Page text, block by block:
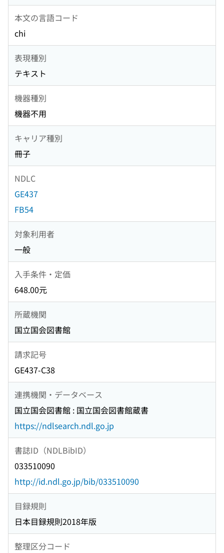
本文の言語コード
chi
表現種別
テキスト
機器種別
機器不用
キャリア種別
冊子
NDLC
GE437
FB54
対象利用者
一般
入手条件・定価
648.00元
所蔵機関
国立国会図書館
請求記号
GE437-C38
連携機関・データベース
国立国会図書館 : 国立国会図書館蔵書
https://ndlsearch.ndl.go.jp
書誌ID（NDLBibID）
033510090
http://id.ndl.go.jp/bib/033510090
目録規則
日本目録規則2018年版
整理区分コード